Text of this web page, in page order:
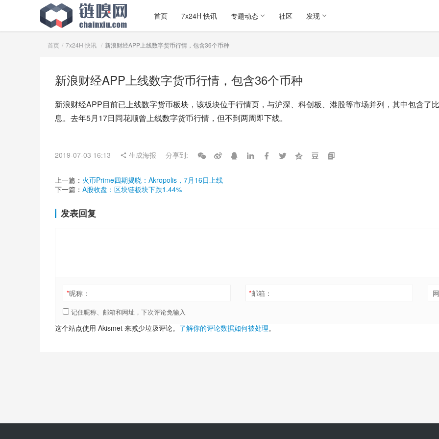
首页 7x24H 快讯 专题动态 社区 发现
首页 7x24H 快讯 新浪财经APP上线数字货币行情，包含36个币种
新浪财经APP上线数字货币行情，包含36个币种
新浪财经APP目前已上线数字货币板块，该板块位于行情页，与沪深、科创板、港股等市场并列，其中包含了
息。去年5月17日同花顺曾上线数字货币行情，但不到两周即下线。
2019-07-03 16:13 生成海报 分享到:
上一篇： 火币Prime四期揭晓：Akropolis，7月16日上线
下一篇： A股收盘：区块链板块下跌1.44%
发表回复
*昵称： *邮箱：
记住昵称、邮箱和网址，下次评论免输入
这个站点使用 Akismet 来减少垃圾评论。 了解你的评论数据如何被处理。